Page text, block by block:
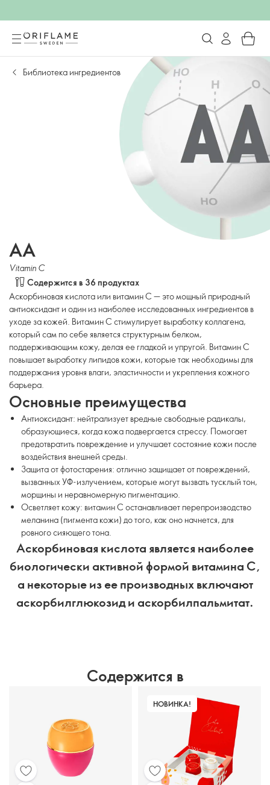
Библиотека ингредиентов
AA
Vitamin C
Содержится в 36 продуктах
Аскорбиновая кислота или витамин С — это мощный природный
антиоксидант и один из наиболее исследованных ингредиентов в
уходе за кожей. Витамин С стимулирует выработку коллагена,
который сам по себе является структурным белком,
поддерживающим кожу, делая ее гладкой и упругой. Витамин С
повышает выработку липидов кожи, которые так необходимы для
поддержания уровня влаги, эластичности и укрепления кожного
барьера.
Основные преимущества
Антиоксидант: нейтрализует вредные свободные радикалы,
образующиеся, когда кожа подвергается стрессу. Помогает
предотвратить повреждение и улучшает состояние кожи после
воздействия внешней среды.
Защита от фотостарения: отлично защищает от повреждений,
вызванных УФ-излучением, которые могут вызвать тусклый тон,
морщины и неравномерную пигментацию.
Осветляет кожу: витамин С останавливает перепроизводство
меланина (пигмента кожи) до того, как оно начнется, для
ровного сияющего тона.
Аскорбиновая кислота является наиболее
биологически активной формой витамина С,
а некоторые из ее производных включают
аскорбилглюкозид и аскорбилпальмитат.
Содержится в
НОВИНКА!